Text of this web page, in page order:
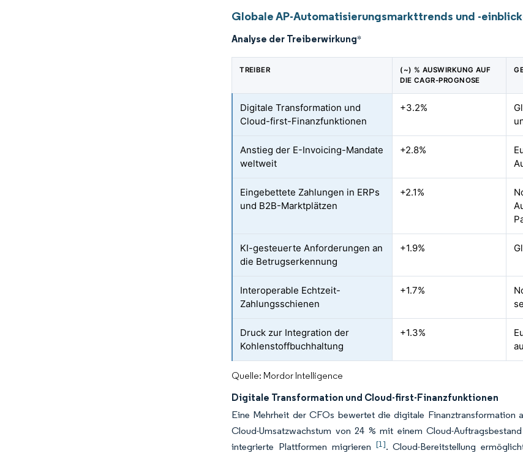
Globale AP-Automatisierungsmarkttrends und -
Analyse der Treiberwirkung*
TREIBER
(~) % AUSWIRKUNG AUF
DIE CAGR-PROGNOSE
Digitale Transformation und
Cloud-first-Finanzfunktionen
+3.2%
Anstieg der E-Invoicing-Mandate
weltweit
+2.8%
Eingebettete Zahlungen in ERPs
und B2B-Marktplätzen
+2.1%
KI-gesteuerte Anforderungen an
die Betrugserkennung
+1.9%
Interoperable Echtzeit-
Zahlungsschienen
+1.7%
Druck zur Integration der
Kohlenstoffbuchhaltung
+1.3%
Quelle: Mordor Intelligence
Digitale Transformation und Cloud-first-Finanzfunktionen
Eine Mehrheit der CFOs bewertet die digitale Finanztransformation
Cloud-Umsatzwachstum von 24 % mit einem Cloud-
integrierte Plattformen migrieren [1]. Cloud-Bereitstellung